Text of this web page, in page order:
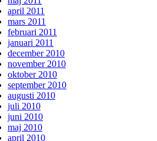
april 2011
mars 2011
februari 2011
januari 2011
december 2010
november 2010
oktober 2010
september 2010
augusti 2010
juli 2010
juni 2010
maj 2010
april 2010